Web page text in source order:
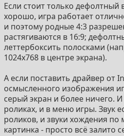
Если стоит только дефолтный
хорошо, игра работает
и поэтому родные 4:3
растягиваются в 16:9;
леттербоксить полосками
1024x768 в центре экрана).
А если поставить драйвер от
осмысленного изображения
серый экран и более ничего.
роликах, и в меню игры. Звук
роликов, и звуки хождения по
картинка - просто всё залито